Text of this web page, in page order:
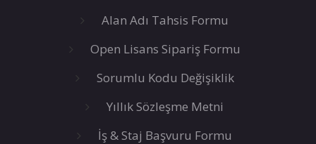
Alan Adı Tahsis Formu
Open Lisans Sipariş Formu
Sorumlu Kodu Değişiklik
Yıllık Sözleşme Metni
İş & Staj Başvuru Formu